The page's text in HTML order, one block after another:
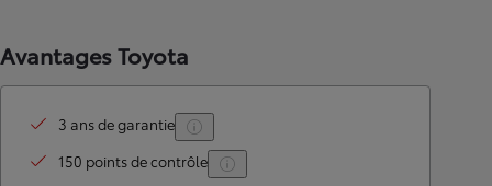
Avantages Toyota
3 ans de garantie
150 points de contrôle